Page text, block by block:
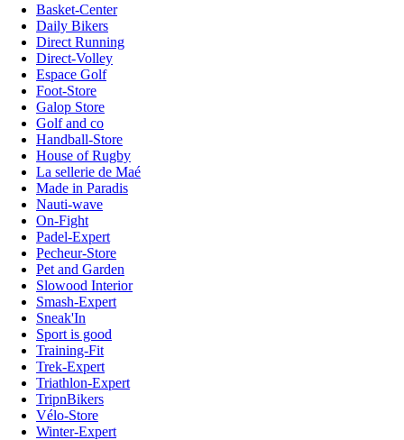
Basket-Center
Daily Bikers
Direct Running
Direct-Volley
Espace Golf
Foot-Store
Galop Store
Golf and co
Handball-Store
House of Rugby
La sellerie de Maé
Made in Paradis
Nauti-wave
On-Fight
Padel-Expert
Pecheur-Store
Pet and Garden
Slowood Interior
Smash-Expert
Sneak'In
Sport is good
Training-Fit
Trek-Expert
Triathlon-Expert
TripnBikers
Vélo-Store
Winter-Expert